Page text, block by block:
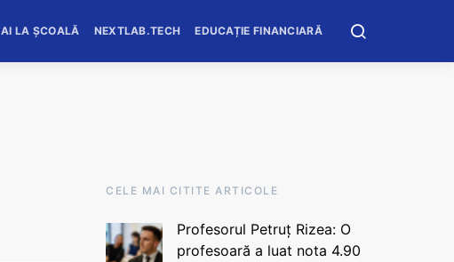
AI LA ȘCOALĂ NEXTLAB.TECH EDUCAȚIE FINANCIARĂ
CELE MAI CITITE ARTICOLE
Profesorul Petruț Rizea: O
profesoară a luat nota 4.90